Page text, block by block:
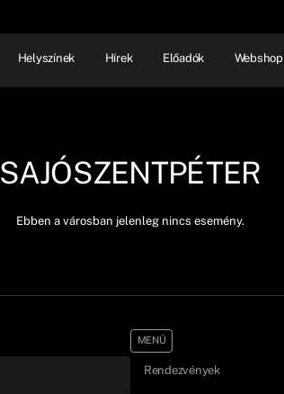
Helyszínek Hírek Előadók Webshop
SAJÓSZENTPÉTER
Ebben a városban jelenleg nincs esemény.
MENÜ
Rendezvények